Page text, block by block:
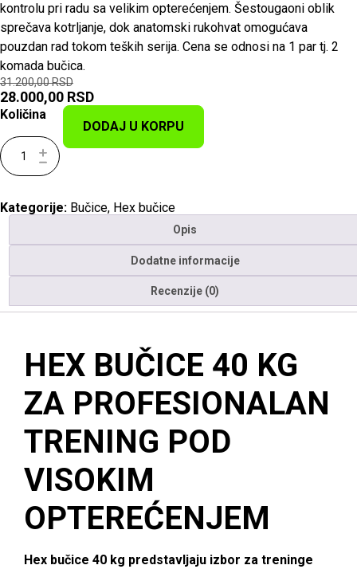
kontrolu pri radu sa velikim opterećenjem. Šestougaoni oblik
sprečava kotrljanje, dok anatomski rukohvat omogućava
pouzdan rad tokom teških serija. Cena se odnosi na 1 par tj. 2
komada bučica.
31.200,00RSD
28.000,00 RSD
Količina
DODAJ U KORPU
Kategorije: Bučice, Hex bučice
Opis
Dodatne informacije
Recenzije (0)
HEX BUČICE 40 KG
ZA PROFESIONALAN
TRENING POD
VISOKIM
OPTEREĆENJEM
Hex bučice 40 kg predstavljaju izbor za treninge